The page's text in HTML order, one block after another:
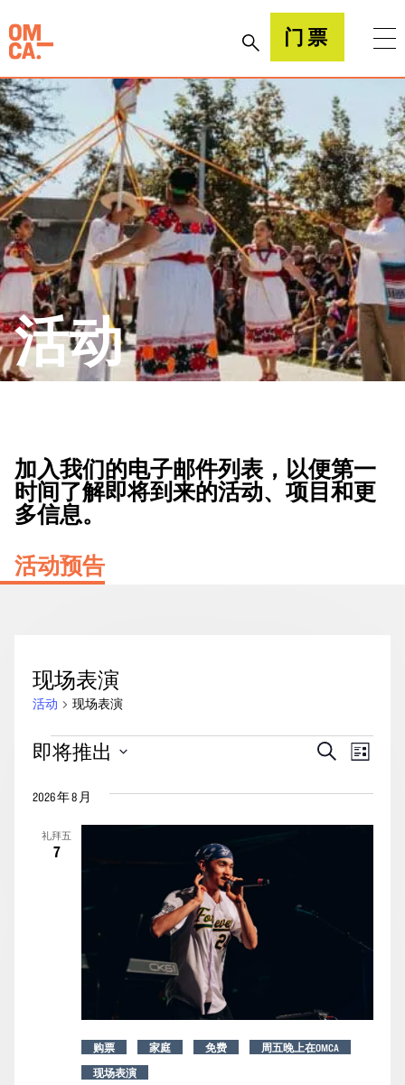
到
内
容
加州奥克兰博物馆(OMCA) 门票
活动
加入我们的电子邮件列表，以便第一
时间了解即将到来的活动、项目和更
多信息。
活动预告
现场表演
活动 现场表演
活
活
搜
索
导
搜
事
视
图
列
即将推出
择
期。
2026 年 8 月
礼拜五
7
购票 家庭 免费
周五晚上在OMCA
现场表演